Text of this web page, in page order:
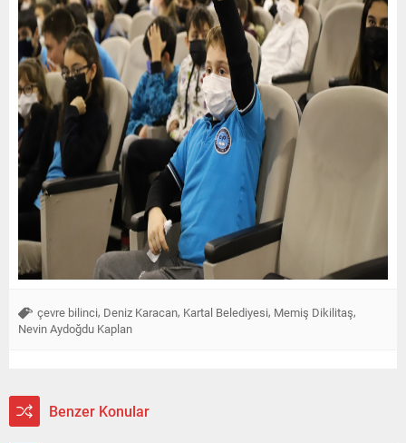
çevre bilinci, Deniz Karacan, Kartal Belediyesi, Memiş Dikilitaş,
Nevin Aydoğdu Kaplan
Benzer Konular